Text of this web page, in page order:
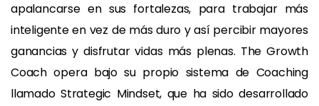
apalancarse en sus fortalezas, para trabajar más
inteligente en vez de más duro y así percibir mayores
ganancias y disfrutar vidas más plenas. The Growth
Coach opera bajo su propio sistema de Coaching
llamado Strategic Mindset, que ha sido desarrollado